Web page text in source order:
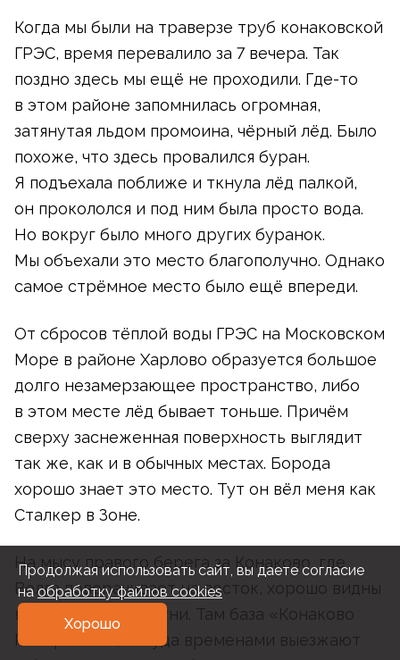
Когда мы были на траверзе труб конаковской
ГРЭС, время перевалило за 7 вечера. Так
поздно здесь мы ещё не проходили. Где-то
в этом районе запомнилась огромная,
затянутая льдом промоина, чёрный лёд. Было
похоже, что здесь провалился буран.
Я подъехала поближе и ткнула лёд палкой,
он прокололся и под ним была просто вода.
Но вокруг было много других буранок.
Мы объехали это место благополучно. Однако
самое стрёмное место было ещё впереди.
От сбросов тёплой воды ГРЭС на Московском
Море в районе Харлово образуется большое
долго незамерзающее пространство, либо
в этом месте лёд бывает тоньше. Причём
сверху заснеженная поверхность выглядит
так же, как и в обычных местах. Борода
хорошо знает это место. Тут он вёл меня как
Сталкер в Зоне.
На мысу правого берега за Конаково, где
Волга поворачивает на восток, хорошо видны
яркосветящиеся огни. Там база «Конаково
Ривер Клаб», откуда временами выезжают
Продолжая использовать сайт, вы даете согласие
наобработку файлов cookies
Хорошо